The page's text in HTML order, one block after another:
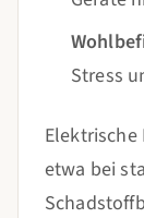
Stress
etwa bei